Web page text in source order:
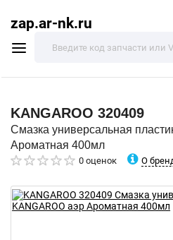
zap.ar-nk.ru
KANGAROO 320409
Смазка универсальная
Ароматная 400мл
0 оценок О